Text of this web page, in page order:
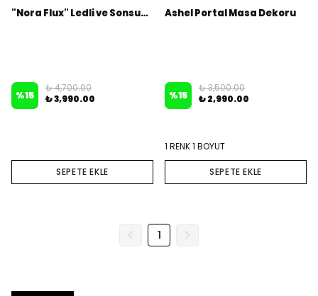
"Nora Flux" Ledli ve Sonsuzluk Aynalı Ambians aydınlatma
%15
₺ 4,700.00
₺ 3,990.00
SEPETE EKLE
Ashel Portal Masa Dekoru
%15
₺ 3,500.00
₺ 2,990.00
1 RENK 1 BOYUT
SEPETE EKLE
1